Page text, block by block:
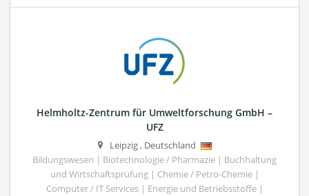
Helmholtz-Zentrum für Umweltforschung GmbH –
UFZ
Leipzig, Deutschland
Bildungswesen | Biotechnologie / Pharmazie | Buchhaltung
und Wirtschaftsprüfung | Chemie / Petro-Chemie |
Computer / IT Services | Energie und Betriebsstoffe |